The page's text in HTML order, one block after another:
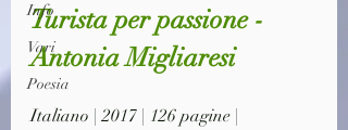
Info
Vari
Poesia
Turista per passione -
Antonia Migliaresi
Italiano | 2017 | 126 pagine |